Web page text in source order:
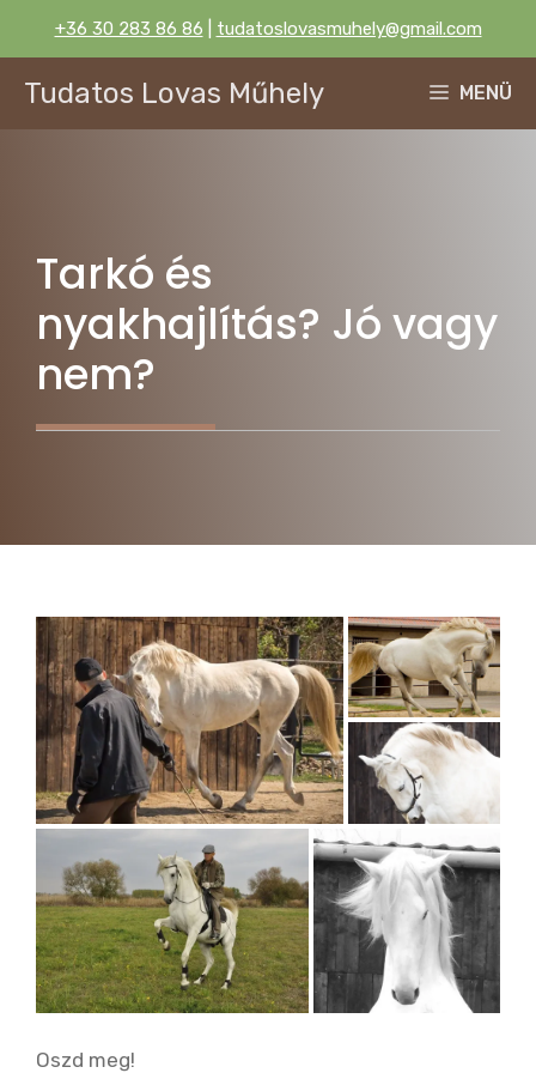
tartalomba
+36 30 283 86 86 tudatoslovasmuhely@gmail.com
Tudatos Lovas Műhely MENÜ
Tarkó és
nyakhajlítás? Jó vagy
nem?
Oszd meg!